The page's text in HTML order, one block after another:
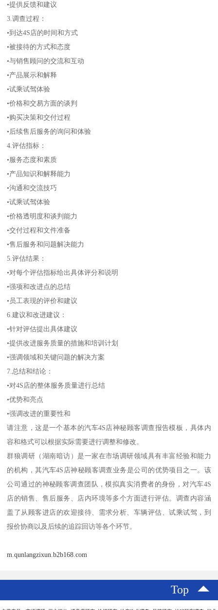
•提供反馈和建议
3.调查过程：
•到达4S店的时间和方式
•被接待的方式和态度
•与销售顾问的交流和互动
•产品展示和解释
•试乘试驾体验
•价格和交易方面的谈判
•购买决策和交付过程
•后续售后服务的询问和体验
4.评估指标：
•服务态度和素质
•产品知识和解释能力
•沟通和交流技巧
•试乘试驾体验
•价格透明度和谈判能力
•交付过程和文件准备
•售后服务和问题解决能力
5.评估结果：
•对每个评估指标给出具体评分和说明
•强项和改进点的总结
•员工表现的评价和建议
6.建议和改进建议：
•针对评估提出具体建议
•提供改进服务质量的措施和培训计划
•强调领域和关键问题的解决方案
7.总结和结论：
•对4S店的整体服务质量进行总结
•优势和亮点
•强调改进的重要性和
请注意，这是一个基本的汽车4S店神秘顾客调查报告模板，具体内
容和格式可以根据实际需要进行调整和修改。
群狼调研（湖南暗访）是一家在市场调研领域具有丰富经验和能力
的机构，其汽车4S店神秘顾客调查业务是公司的优势项目之一。该
公司通过的神秘顾客调查团队，模拟真实消费者的身份，对汽车4S
店的销售、售后服务、店内环境等多个方面进行评估。调查内容涵
盖了从顾客进店的欢迎接待、需求分析、车辆评估、试乘试驾，到
报价协商以及后续的追踪回访等各个环节。
m.qunlangzixun.b2b168.com
Top